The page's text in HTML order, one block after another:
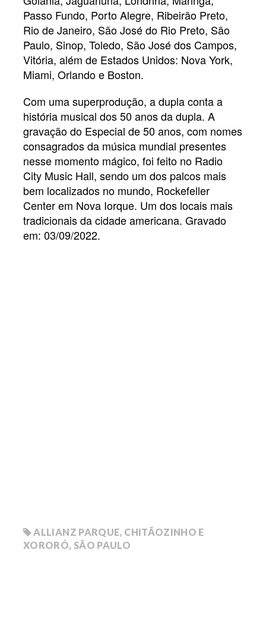
Passo Fundo, Porto Alegre, Ribeirão Preto,
Rio de Janeiro, São José do Rio Preto, São
Paulo, Sinop, Toledo, São José dos Campos,
Vitória, além de Estados Unidos: Nova York,
Miami, Orlando e Boston.
Com uma superprodução, a dupla conta a
história musical dos 50 anos da dupla. A
gravação do Especial de 50 anos, com nomes
consagrados da música mundial presentes
nesse momento mágico, foi feito no Radio
City Music Hall, sendo um dos palcos mais
bem localizados no mundo, Rockefeller
Center em Nova Iorque. Um dos locais mais
tradicionais da cidade americana. Gravado
em: 03/09/2022.
ALLIANZ PARQUE, CHITÃOZINHO E
XORORÓ, SÃO PAULO